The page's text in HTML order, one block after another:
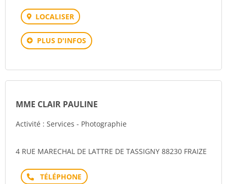
LOCALISER
PLUS D'INFOS
MME CLAIR PAULINE
Activité : Services - Photographie
4 RUE MARECHAL DE LATTRE DE TASSIGNY 88230 FRAIZE
Téléphone